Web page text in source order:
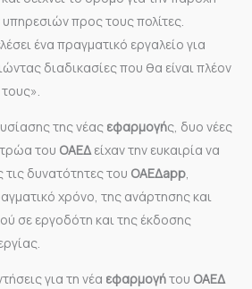
προς τους πολίτες.
ένα πραγματικό εργαλείο για
διαδικασίες που θα είναι πλέον
τους».
της νέας εφαρμογής, δυο νέες
του ΟΑΕΔείχαν την ευκαιρία να
δυνατότητες του ΟΑΕΔapp,
χρόνο, της ανάρτησης και
σε εργοδότη και της έκδοσης
για τη νέα εφαρμογήτου ΟΑΕΔ